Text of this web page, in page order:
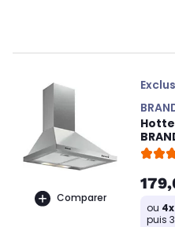
Comparer
ou
puis